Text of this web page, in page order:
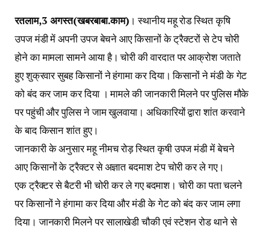
रतलाम,3 अगस्त(खबरबाबा.काम) । स्थानीय महू रोड स्थित कृषि
उपज मंडी में अपनी उपज बेचने आए किसानों के ट्रैक्टरों से टेप चोरी
होने का मामला सामने आया है। चोरी की वारदात पर आक्रोश जताते
हुए शुक्रवार सुबह किसानों ने हंगामा कर दिया। किसानों ने मंडी के गेट
को बंद कर जाम कर दिया । मामले की जानकारी मिलने पर पुलिस मौके
पर पहुंची और पुलिस ने जाम खुलवाया। अधिकारियों द्वारा शांत करवाने
के बाद किसान शांत हुए।
जानकारी के अनुसार महू नीमच रोड़ स्थित कृषी उपज मंडी में बेचने
आए किसानों के ट्रैक्टर से अज्ञात बदमाश टेप चोरी कर ले गए।
एक ट्रैक्टर से बैटरी भी चोरी कर ले गए बदमाश। चोरी का पता चलने
पर किसानों ने हंगामा कर दिया और मंडी के गेट को बंद कर जाम लगा
दिया। जानकारी मिलने पर सालाखेडी चौकी एवं स्टेशन रोड थाने से